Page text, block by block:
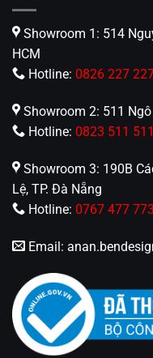
Showroom 1: 514
HCM
Hotline: 0826 227
Showroom 2: 511
Hotline: 0823 511 511
Showroom 3: 190B
Lệ, TP. Đà Nẵng
Hotline: 0767 477 773
Email: